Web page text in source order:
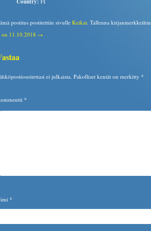
postitus postitettiin sivulle Keikat. Tallenna kirjanmerkkeihin
11.10.2018 →
ei julkaista. Pakolliset kentät on merkitty *
*
*